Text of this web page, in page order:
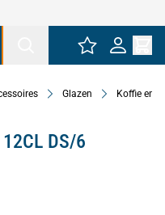
Glazen Koffie en
12CL DS/6